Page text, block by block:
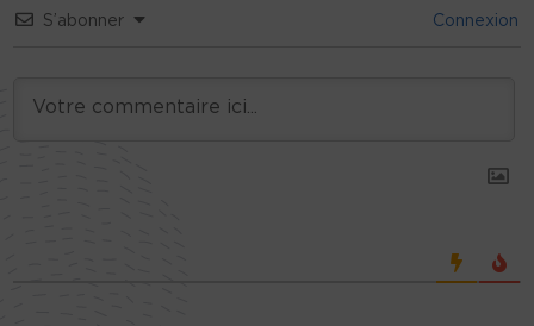
S’abonner Connexion